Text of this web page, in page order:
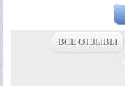
ВСЕ ОТЗЫВЫ